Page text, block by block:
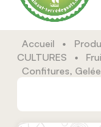
Accueil •
CULTURES
•
Confitures,